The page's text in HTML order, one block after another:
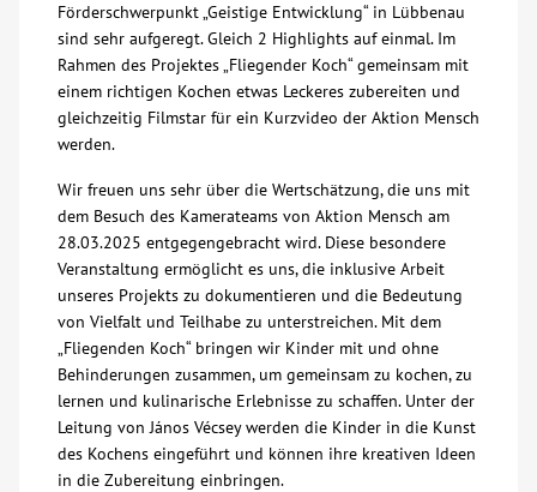
Bildung
Über uns
Spenden
Mitmachen
Karriere
Ausbildung
Förderschwerpunkt „Geistige Entwicklung“ in Lübbenau
sind sehr aufgeregt. Gleich 2 Highlights auf einmal. Im
Rahmen des Projektes „Fliegender Koch“ gemeinsam mit
einem richtigen Kochen etwas Leckeres zubereiten und
gleichzeitig Filmstar für ein Kurzvideo der Aktion Mensch
werden.
Wir freuen uns sehr über die Wertschätzung, die uns mit
dem Besuch des Kamerateams von Aktion Mensch am
28.03.2025 entgegengebracht wird. Diese besondere
Veranstaltung ermöglicht es uns, die inklusive Arbeit
unseres Projekts zu dokumentieren und die Bedeutung
von Vielfalt und Teilhabe zu unterstreichen. Mit dem
„Fliegenden Koch“ bringen wir Kinder mit und ohne
Behinderungen zusammen, um gemeinsam zu kochen, zu
lernen und kulinarische Erlebnisse zu schaffen. Unter der
Leitung von János Vécsey werden die Kinder in die Kunst
des Kochens eingeführt und können ihre kreativen Ideen
in die Zubereitung einbringen.